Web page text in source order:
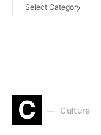
C Culture